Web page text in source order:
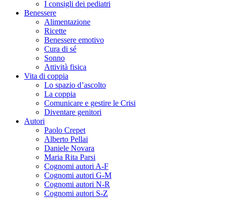
I consigli dei pediatri
Benessere
Alimentazione
Ricette
Benessere emotivo
Cura di sé
Sonno
Attività fisica
Vita di coppia
Lo spazio d’ascolto
La coppia
Comunicare e gestire le Crisi
Diventare genitori
Autori
Paolo Crepet
Alberto Pellai
Daniele Novara
Maria Rita Parsi
Cognomi autori A-F
Cognomi autori G-M
Cognomi autori N-R
Cognomi autori S-Z